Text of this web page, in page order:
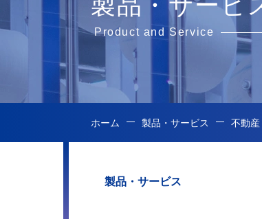
製品・サービ
Product and Service
ホーム 製品・サービス 不動
製品・サービス